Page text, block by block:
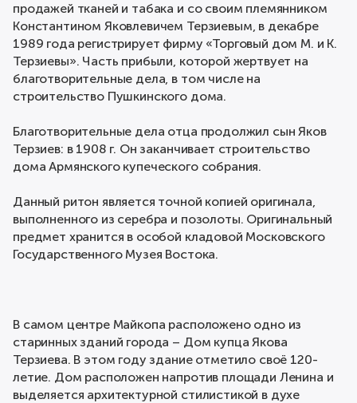
продажей тканей и табака и со своим племянником
Константином Яковлевичем Терзиевым, в декабре
1989 года регистрирует фирму «Торговый дом М. и К.
Терзиевы». Часть прибыли, которой жертвует на
благотворительные дела, в том числе на
строительство Пушкинского дома.
Благотворительные дела отца продолжил сын Яков
Терзиев: в 1908 г. Он заканчивает строительство
дома Армянского купеческого собрания.
Данный ритон является точной копией оригинала,
выполненного из серебра и позолоты. Оригинальный
предмет хранится в особой кладовой Московского
Государственного Музея Востока.
В самом центре Майкопа расположено одно из
старинных зданий города – Дом купца Якова
Терзиева. В этом году здание отметило своё 120-
летие. Дом расположен напротив площади Ленина и
выделяется архитектурной стилистикой в духе